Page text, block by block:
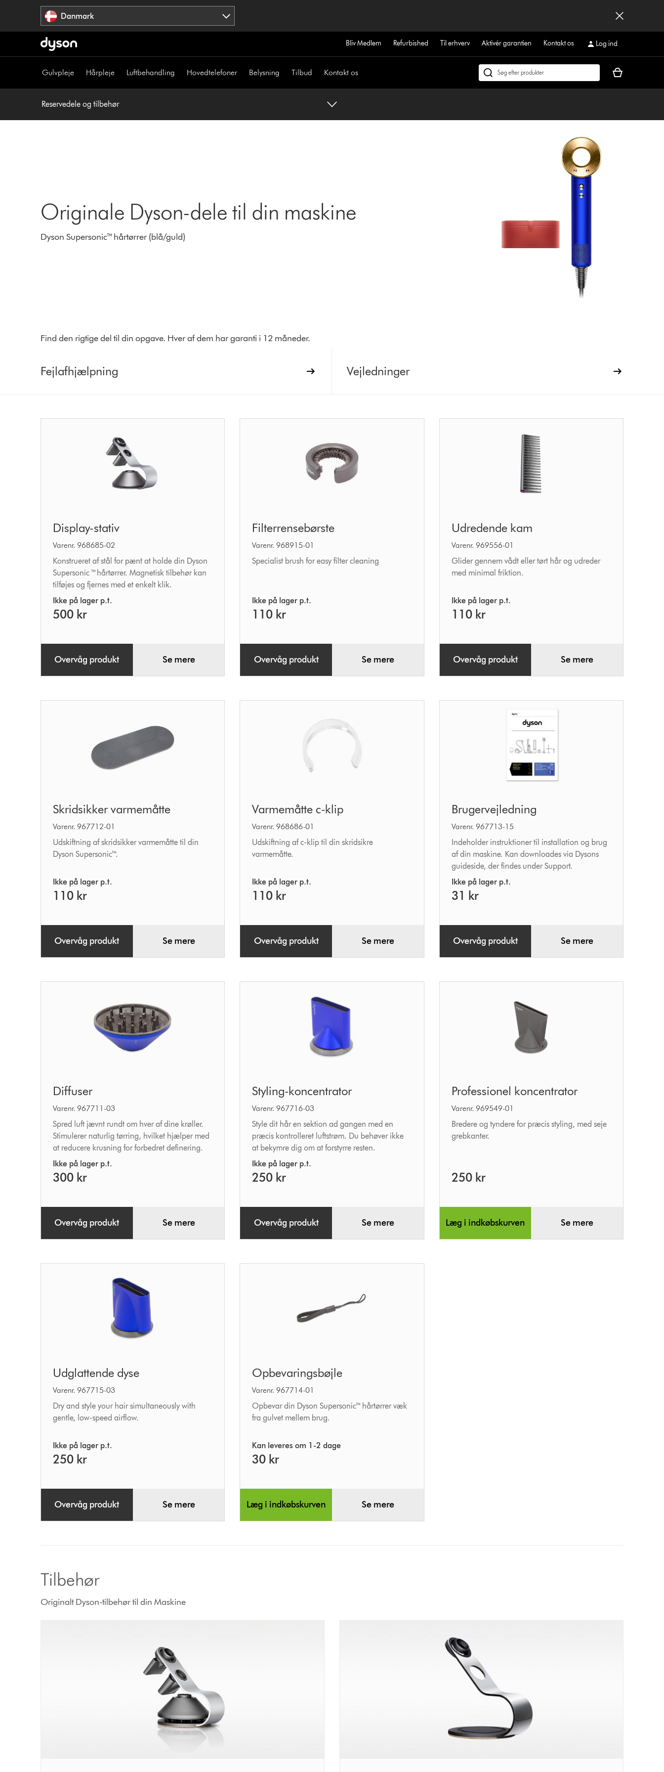
Danmark
Bliv Medlem Refurbished Til erhverv Aktivér garantien Kontakt os Log ind
Gulvpleje Hårpleje Luftbehandling Hovedtelefoner Belysning Tilbud Kontakt os
Søg
Indkøbskurven
Reservedele og tilbehør
Originale Dyson-dele til din maskine
Dyson Supersonic™ hårtørrer (blå/guld)
Find den rigtige del til din opgave. Hver af dem har garanti i 12 måneder.
Fejlafhjælpning Vejledninger
stativ
Display-stativ
Varenr. 968685-02
Konstrueret af stål for pænt at holde din Dyson
Supersonic ™hårtørrer. Magnetisk tilbehør kan
tilføjes og fjernes med et enkelt klik.
Ikke på lager p.t.
500 kr
Overvåg produkt Se mere
Filterrensebørste
Varenr. 968915-01
Specialist brush for easy filter cleaning
Ikke på lager p.t.
110 kr
Overvåg produkt Se mere
kam
Udredende kam
Varenr. 969556-01
Glider gennem vådt eller tørt hår og udreder
med minimal friktion.
Ikke på lager p.t.
110 kr
Overvåg produkt Se mere
varmemåtte
Skridsikker varmemåtte
Varenr. 967712-01
Udskiftning af skridsikker varmemåtte til din
Dyson Supersonic™.
Ikke på lager p.t.
110 kr
Overvåg produkt Se mere
c-
klip
Varmemåtte c-klip
Varenr. 968686-01
Udskiftning af c-klip til din skridsikre
varmemåtte.
Ikke på lager p.t.
110 kr
Overvåg produkt Se mere
Brugervejledning
Varenr. 967713-15
Indeholder instruktioner til installation og brug
af din maskine. Kan downloades via Dysons
guideside, der findes under Support.
Ikke på lager p.t.
31 kr
Overvåg produkt Se mere
Diffuser
Varenr. 967711-03
Spred luft jævnt rundt om hver af dine krøller.
Stimulerer naturlig tørring, hvilket hjælper med
at reducere krusning for forbedret definering.
Ikke på lager p.t.
300 kr
Overvåg produkt Se mere
koncentrator
Styling-koncentrator
Varenr. 967716-03
Style dit hår en sektion ad gangen med en
præcis kontrolleret luftstrøm. Du behøver ikke
at bekymre dig om at forstyrre resten.
Ikke på lager p.t.
250 kr
Overvåg produkt Se mere
koncentrator
Professionel koncentrator
Varenr. 969549-01
Bredere og tyndere for præcis styling, med seje
grebkanter.
250 kr
Læg i indkøbskurven Se mere
dyse
Udglattende dyse
Varenr. 967715-03
Dry and style your hair simultaneously with
gentle, low-speed airflow.
Ikke på lager p.t.
250 kr
Overvåg produkt Se mere
Opbevaringsbøjle
Varenr. 967714-01
Opbevar din Dyson Supersonic™ hårtørrer væk
fra gulvet mellem brug.
Kan leveres om 1-2 dage
30 kr
Læg i indkøbskurven Se mere
Tilbehør
Originalt Dyson-tilbehør til din Maskine